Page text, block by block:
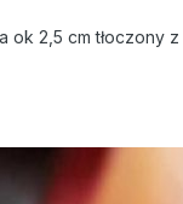
2,5 cm tłoczony